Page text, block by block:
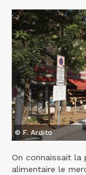
© F. Ardito
On connaissait la
alimentaire le